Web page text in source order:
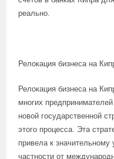
реально.
Релокация бизнеса на
Релокация бизнеса на
многих
новой государственной
этого процесса. Эта
привела к
частности от